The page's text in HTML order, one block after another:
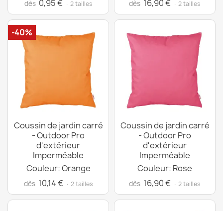
dès 0,95 € · 2 tailles dès 16,90 € · 2 tailles
Coussin de jardin carré
- Outdoor Pro
d'extérieur
Imperméable
Couleur: Orange
dès 10,14 € · 2 tailles
-40%
Coussin de jardin carré
- Outdoor Pro
d'extérieur
Imperméable
Couleur: Rose
dès 16,90 € · 2 tailles